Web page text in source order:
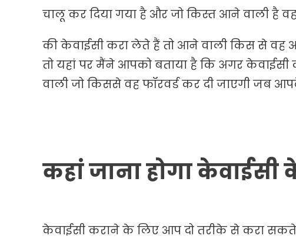
चालू कर दिया गया है और जो किस्त आने वाली है
की केवाईसी करा लेते हैं तो आने वाली किस से
तो यहां पर मैंने आपको बताया है कि अगर
वाली जो किससे वह फॉरवर्ड कर दी जाएगी जब
कहां जाना होगा केवाईसी
केवाईसी कराने के लिए आप दो तरीके से करा